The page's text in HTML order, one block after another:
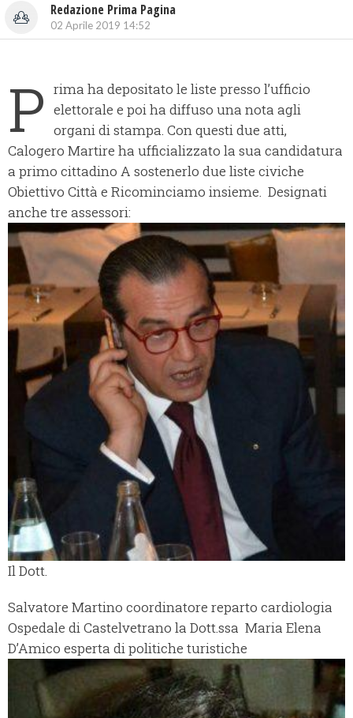
Redazione Prima Pagina
02 Aprile 2019 14:52
P rima ha depositato le liste presso l’ufficio
elettorale e poi ha diffuso una nota agli
organi di stampa. Con questi due atti,
Calogero Martire ha ufficializzato la sua candidatura
a primo cittadino A sostenerlo due liste civiche
Obiettivo Città e Ricominciamo insieme. Designati
anche tre assessori:
Il Dott.
Salvatore Martino coordinatore reparto cardiologia
Ospedale di Castelvetrano la Dott.ssa Maria Elena
D’Amico esperta di politiche turistiche